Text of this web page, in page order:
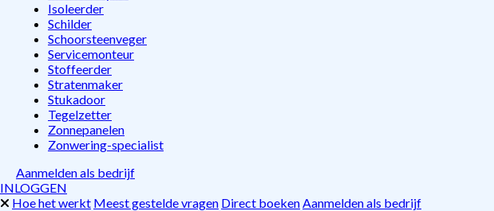
Isoleerder
Schilder
Schoorsteenveger
Servicemonteur
Stoffeerder
Stratenmaker
Stukadoor
Tegelzetter
Zonnepanelen
Zonwering-specialist
Aanmelden als bedrijf
INLOGGEN
Hoe het werkt Meest gestelde vragen Direct boekenAanmelden als bedrijf